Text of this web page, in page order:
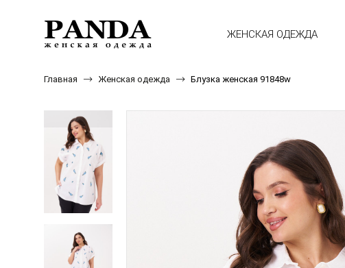
ЖЕНСКАЯ ОДЕЖДА
Главная Женская одежда Блузка женская 91848w